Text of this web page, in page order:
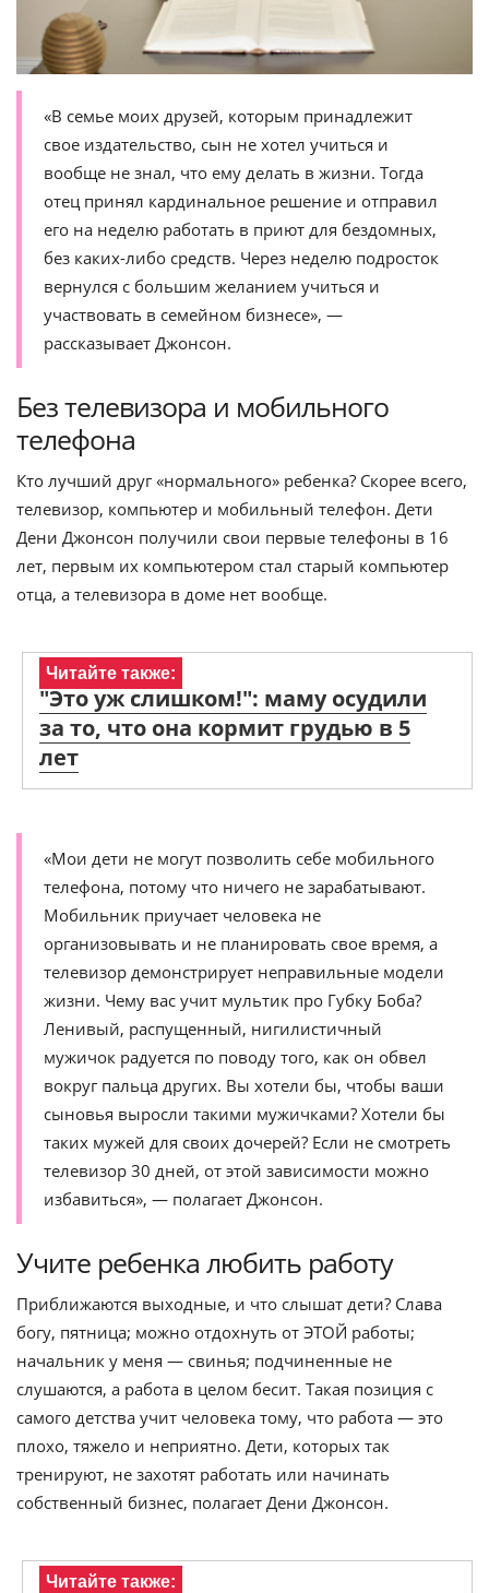
«В семье моих друзей, которым принадлежит
свое издательство, сын не хотел учиться и
вообще не знал, что ему делать в жизни. Тогда
отец принял кардинальное решение и отправил
его на неделю работать в приют для бездомных,
без каких-либо средств. Через неделю подросток
вернулся с большим желанием учиться и
участвовать в семейном бизнесе», —
рассказывает Джонсон.
Без телевизора и мобильного
телефона
Кто лучший друг «нормального» ребенка? Скорее всего,
телевизор, компьютер и мобильный телефон. Дети
Дени Джонсон получили свои первые телефоны в 16
лет, первым их компьютером стал старый компьютер
отца, а телевизора в доме нет вообще.
Читайте также:
"Это уж слишком!": маму осудили
за то, что она кормит грудью в 5
лет
«Мои дети не могут позволить себе мобильного
телефона, потому что ничего не зарабатывают.
Мобильник приучает человека не
организовывать и не планировать свое время, а
телевизор демонстрирует неправильные модели
жизни. Чему вас учит мультик про Губку Боба?
Ленивый, распущенный, нигилистичный
мужичок радуется по поводу того, как он обвел
вокруг пальца других. Вы хотели бы, чтобы ваши
сыновья выросли такими мужичками? Хотели бы
таких мужей для своих дочерей? Если не смотреть
телевизор 30 дней, от этой зависимости можно
избавиться», — полагает Джонсон.
Учите ребенка любить работу
Приближаются выходные, и что слышат дети? Слава
богу, пятница; можно отдохнуть от ЭТОЙ работы;
начальник у меня — свинья; подчиненные не
слушаются, а работа в целом бесит. Такая позиция с
самого детства учит человека тому, что работа — это
плохо, тяжело и неприятно. Дети, которых так
тренируют, не захотят работать или начинать
собственный бизнес, полагает Дени Джонсон.
Читайте также: